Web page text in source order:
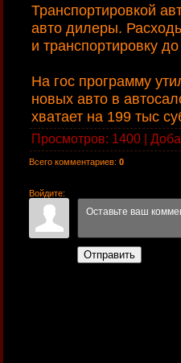
Транспортировкой
авто дилеры.
и транспортировку
На гос программу
новых авто в
хватает на 199 тыс
Просмотров: 1400 |
Всего комментариев: 0
Войдите:
Отправить